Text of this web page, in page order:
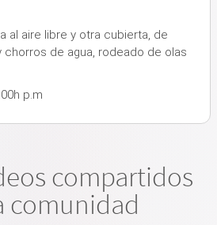
al aire libre y otra cubierta, de
de agua, rodeado de olas
p.m
compartidos
comunidad